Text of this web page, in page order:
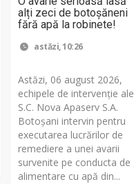
alți zeci de botoșăneni
fără apă la robinete!
astăzi, 10:26
Astăzi, 06 august 2026,
echipele de intervenție ale
S.C. Nova Apaserv S.A.
Botoșani intervin pentru
executarea lucrărilor de
remediere a unei avarii
survenite pe conducta de
alimentare cu apă din...